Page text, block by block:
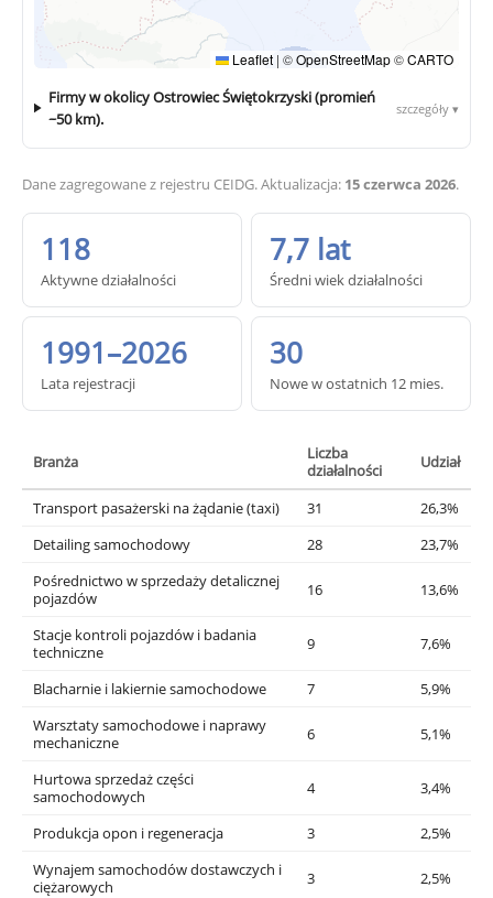
Leaflet | ©OpenStreetMap©CARTO
Firmy w okolicy Ostrowiec Świętokrzyski (promień
~50 km).
szczegóły ▾
Dane zagregowane z rejestru CEIDG. Aktualizacja: 15 czerwca 2026.
118
Aktywne działalności
7,7 lat
Średni wiek działalności
1991–2026
Lata rejestracji
30
Nowe w ostatnich 12 mies.
Branża
Liczba
działalności
Udział
Transport pasażerski na żądanie (taxi) 31
26,3%
Detailing samochodowy
28
23,7%
Pośrednictwo w sprzedaży detalicznej
pojazdów
16 13,6%
Stacje kontroli pojazdów i badania
techniczne
9 7,6%
Blacharnie i lakiernie samochodowe 7
5,9%
Warsztaty samochodowe i naprawy
mechaniczne
6 5,1%
Hurtowa sprzedaż części
samochodowych
4 3,4%
Produkcja opon i regeneracja 3
2,5%
Wynajem samochodów dostawczych i
ciężarowych
3 2,5%